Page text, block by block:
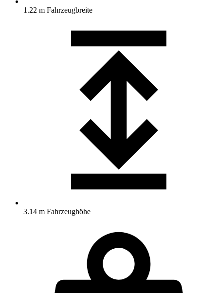
1.22 m Fahrzeugbreite
3.14 m Fahrzeughöhe